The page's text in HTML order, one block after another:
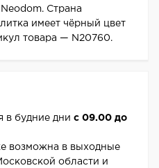
Страна
имеет чёрный цвет
товара — N20760.
в будние дни с 09.00 до
возможна в выходные
области и